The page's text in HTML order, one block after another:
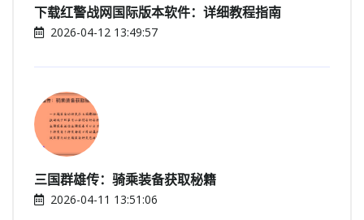
下载红警战网国际版本软件：详细教程指南
2026-04-12 13:49:57
三国群雄传：骑乘装备获取秘籍
2026-04-11 13:51:06